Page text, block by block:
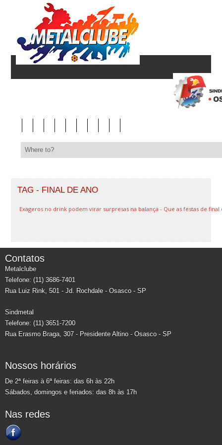
TAG - FINAL DE ANO
Exageros no drink podem virar surpresas na balança - Que as festas de
Contatos
Metalclube
Telefone: (11) 3686-7401
Rua Luiz Rink, 501 - Jd. Rochdale - Osasco - SP
Sindmetal
Telefone: (11) 3651-7200
Rua Erasmo Braga, 307 - Presidente Altino - Osasco - SP
Nossos horários
De 2ª feiras à 6ª feiras: das 6h às 22h
Sábados, domingos e feriados: das 8h às 17h
Nas redes